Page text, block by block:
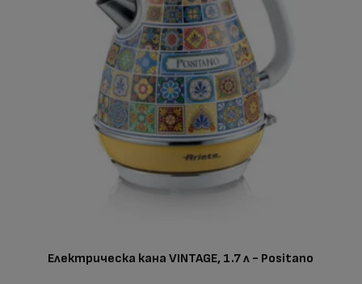
Електрическа кана VINTAGE, 1.7 л - Positano